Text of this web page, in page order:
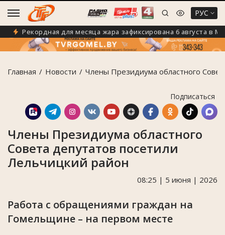
РУС
Рекордная для месяца жара зафиксирована 6 августа в
Главная Новости Члены Президиума областного
Подписаться
Члены Президиума областного
Совета депутатов посетили
Лельчицкий район
08:25 | 5 июня | 2026
Работа с обращениями граждан на
Гомельщине – на первом месте